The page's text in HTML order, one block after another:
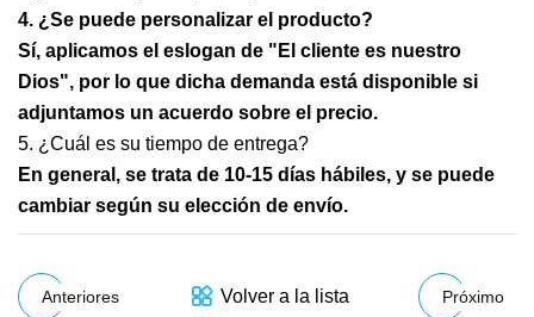
4. ¿Se puede personalizar el producto?
Sí, aplicamos el eslogan de "El cliente es nuestro
Dios", por lo que dicha demanda está disponible si
adjuntamos un acuerdo sobre el precio.
5. ¿Cuál es su tiempo de entrega?
En general, se trata de 10-15 días hábiles, y se puede
cambiar según su elección de envío.
Anteriores Volver a la lista Próximo